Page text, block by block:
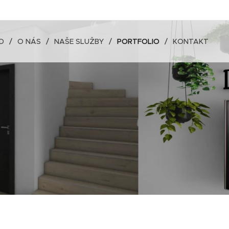
O NÁS NAŠE SLUŽBY PORTFOLIO KONTAKT